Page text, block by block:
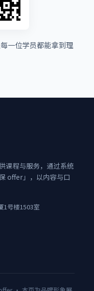
一位学员都能拿到理
课程与服务，通过系统
offer」，以内容与口
1号楼1503室